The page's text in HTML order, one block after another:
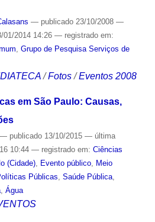
— publicado23/10/2008 —
01/2014 14:26 — registrado em:
, Grupo de Pesquisa Serviços de
/Fotos /Eventos 2008
em São Paulo: Causas,
— publicado13/10/2015 — última
10:44 — registrado em: Ciências
(Cidade), Evento público, Meio
Públicas, Saúde Pública,
, Água